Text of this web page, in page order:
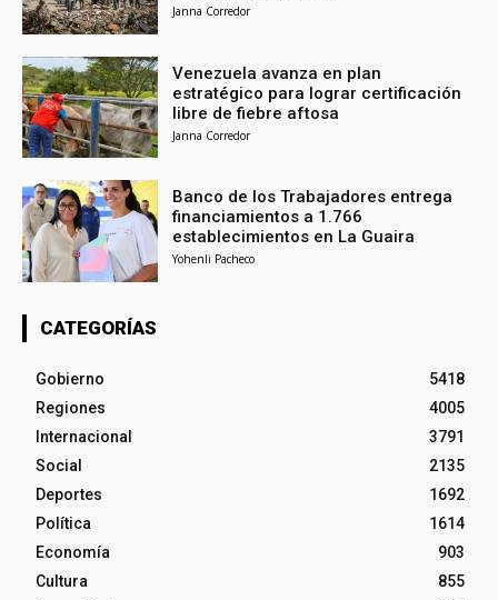
Janna Corredor
Venezuela avanza en plan
estratégico para lograr certificación
libre de fiebre aftosa
Janna Corredor
Banco de los Trabajadores entrega
financiamientos a 1.766
establecimientos en La Guaira
Yohenli Pacheco
CATEGORÍAS
Gobierno
5418
Regiones
4005
Internacional
3791
Social
2135
Deportes
1692
Política
1614
Economía
903
Cultura
855